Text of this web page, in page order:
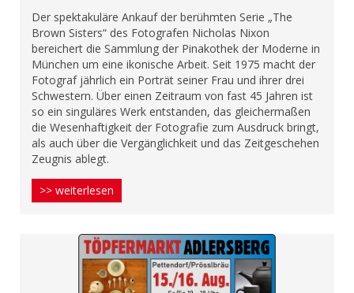
Der spektakuläre Ankauf der berühmten Serie „The
Brown Sisters“ des Fotografen Nicholas Nixon
bereichert die Sammlung der Pinakothek der Moderne in
München um eine ikonische Arbeit. Seit 1975 macht der
Fotograf jährlich ein Porträt seiner Frau und ihrer drei
Schwestern. Über einen Zeitraum von fast 45 Jahren ist
so ein singuläres Werk entstanden, das gleichermaßen
die Wesenhaftigkeit der Fotografie zum Ausdruck bringt,
als auch über die Vergänglichkeit und das Zeitgeschehen
Zeugnis ablegt.
>> weiterlesen